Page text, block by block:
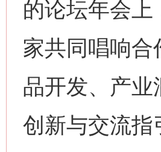
的论坛年会
家共同唱响
品开发、产
创新与交流指